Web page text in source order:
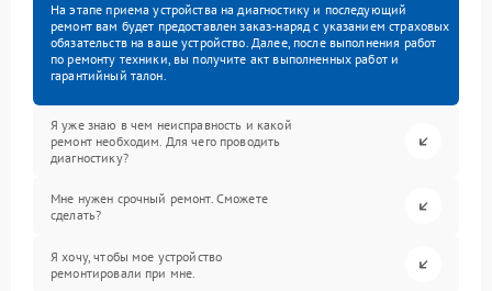
На этапе приема устройства на диагностику и последующий
ремонт вам будет предоставлен заказ-наряд с указанием страховых
обязательств на ваше устройство. Далее, после выполнения работ
по ремонту техники, вы получите акт выполненных работ и
гарантийный талон.
Я уже знаю в чем неисправность и какой
ремонт необходим. Для чего проводить
диагностику?
Мне нужен срочный ремонт. Сможете
сделать?
Я хочу, чтобы мое устройство
ремонтировали при мне.